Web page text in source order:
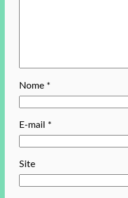
Nome *
E-mail *
Site